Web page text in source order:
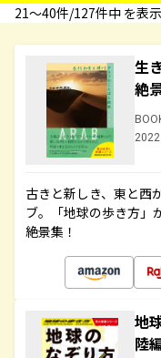
21〜40件/127件中 を表示
生
絶
古きと新しき、東と西
ブ。「地球の歩き方」
絶景集！
地
陸